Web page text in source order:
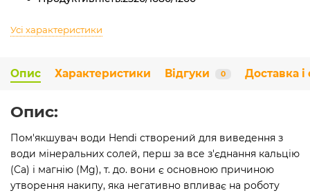
Усі характеристики
Опис Характеристики Відгуки 0 Доставка і
Опис:
Пом'якшувач води Hendi створений для виведення з
води мінеральних солей, перш за все з'єднання кальцію
(Ca) і магнію (Mg), т. до. вони є основною причиною
утворення накипу, яка негативно впливає на роботу